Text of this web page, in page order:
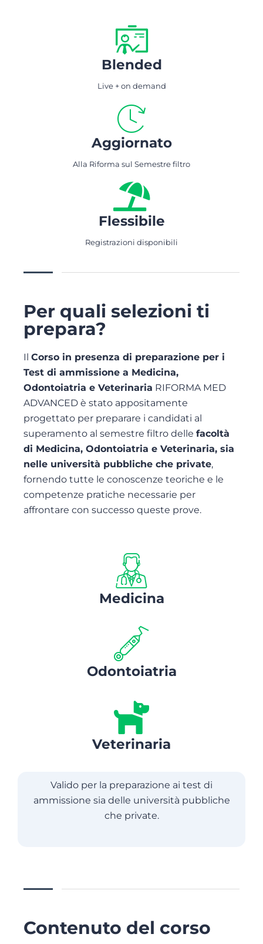
Blended
Live + on demand
Aggiornato
Alla Riforma sul Semestre filtro
Flessibile
Registrazioni disponibili
Per quali selezioni ti
prepara?
Il Corso in presenza di preparazione per i
Test di ammissione a Medicina,
Odontoiatria e Veterinaria RIFORMA MED
ADVANCED è stato appositamente
progettato per preparare i candidati al
superamento al semestre filtro delle facoltà
di Medicina, Odontoiatria e Veterinaria, sia
nelle università pubbliche che private,
fornendo tutte le conoscenze teoriche e le
competenze pratiche necessarie per
affrontare con successo queste prove.
Medicina
Odontoiatria
Veterinaria
Valido per la preparazione ai test di
ammissione sia delle università pubbliche
che private.
Contenuto del corso